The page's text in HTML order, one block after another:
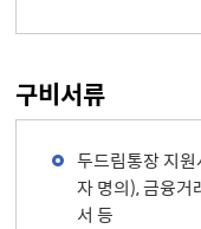
구비서류
두드림통장 지
자 명의), 금융거
서 등